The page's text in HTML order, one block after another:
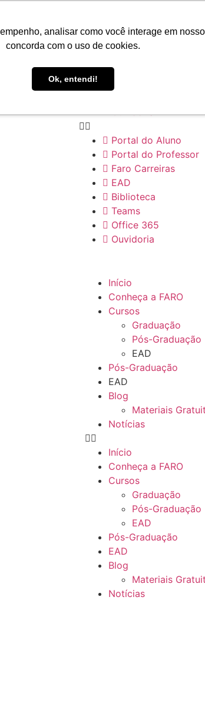
analisar como você interage em
concorda com o uso de cookies.
Ok, entendi!
Portal do Professor
Faro Carreiras
Biblioteca
Ouvidoria
Portal do Aluno
Portal do Professor
Faro Carreiras
EAD
Biblioteca
Teams
Office 365
Ouvidoria
Início
Conheça a FARO
Cursos
Graduação
Pós-Graduação
EAD
Pós-Graduação
EAD
Blog
Materiais
Notícias
Início
Conheça a FARO
Cursos
Graduação
Pós-Graduação
EAD
Pós-Graduação
EAD
Blog
Materiais
Notícias